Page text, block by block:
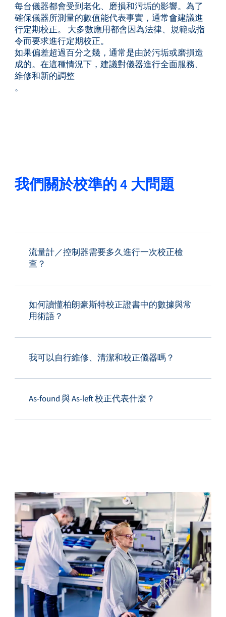
每台儀器都會受到老化、磨損和污垢的影響。為了
確保儀器所測量的數值能代表事實，通常會建議進
行定期校正。 大多數應用都會因為法律、規範或指
令而要求進行定期校正。
如果偏差超過百分之幾，通常是由於污垢或磨損造
成的。在這種情況下，建議對儀器進行全面服務、
維修和新的調整
。
我們關於校準的 4 大問題
流量計／控制器需要多久進行一次校正檢
查？
如何讀懂柏朗豪斯特校正證書中的數據與常
用術語？
我可以自行維修、清潔和校正儀器嗎？
As-found 與 As-left 校正代表什麼？